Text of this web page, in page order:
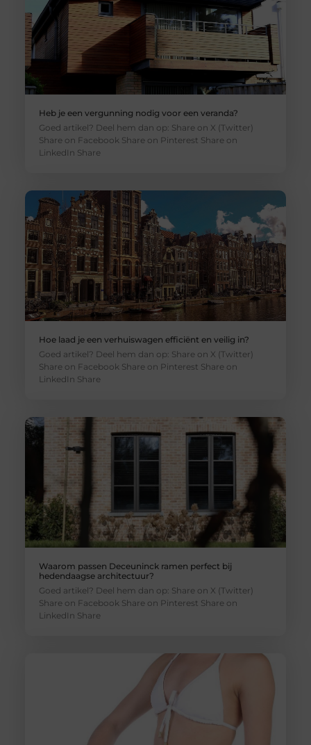
Heb je een vergunning nodig voor een veranda?
Goed artikel? Deel hem dan op: Share on X (Twitter)
Share on Facebook Share on Pinterest Share on
LinkedIn Share
Hoe laad je een verhuiswagen efficiënt en veilig in?
Goed artikel? Deel hem dan op: Share on X (Twitter)
Share on Facebook Share on Pinterest Share on
LinkedIn Share
Waarom passen Deceuninck ramen perfect bij
hedendaagse architectuur?
Goed artikel? Deel hem dan op: Share on X (Twitter)
Share on Facebook Share on Pinterest Share on
LinkedIn Share